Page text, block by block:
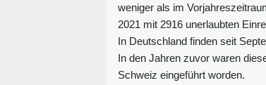
weniger als im
2021 mit 2916 unerlaubten
In Deutschland finden seit
In den Jahren zuvor waren
Schweiz eingeführt worden.